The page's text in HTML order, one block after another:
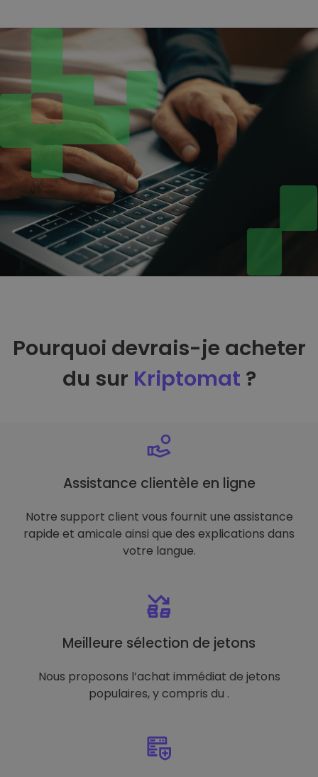
Pourquoi devrais-je acheter
du sur Kriptomat ?
Assistance clientèle en ligne
Notre support client vous fournit une assistance
rapide et amicale ainsi que des explications dans
votre langue.
Meilleure sélection de jetons
Nous proposons l’achat immédiat de jetons
populaires, y compris du .